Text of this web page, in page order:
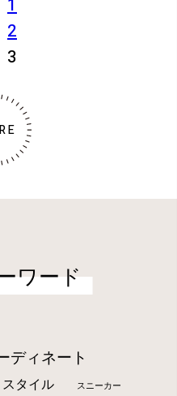
2
3
ワード
ディネート
スタイル スニーカー